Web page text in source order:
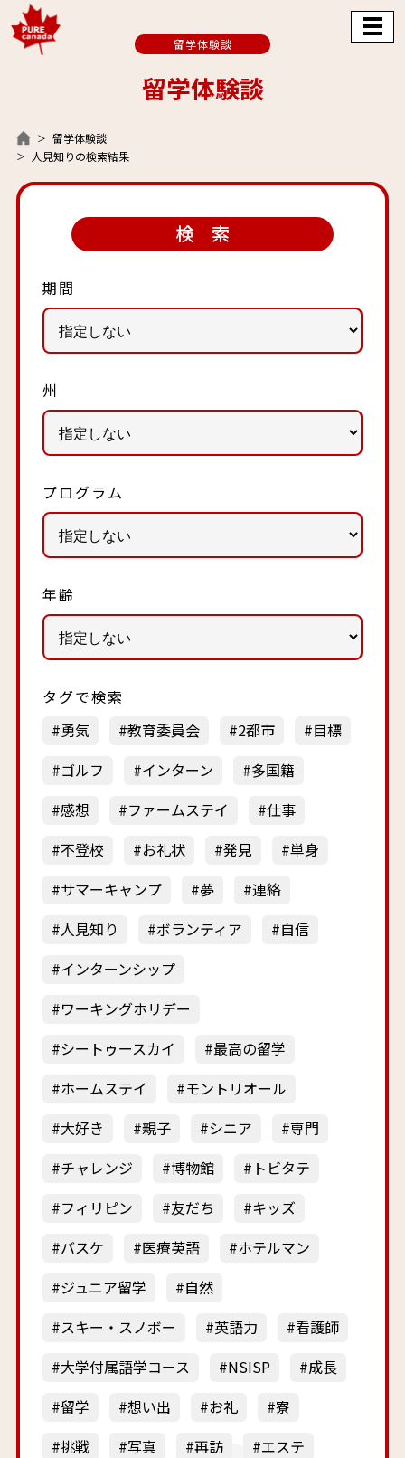
留学体験談
留学体験談
人見知りの検索結果
留学体験談
検 索
期間
州
プログラム
年齢
タグで検索
勇気
教育委員会 2都市
目標
ゴルフ
インターン
多国籍
感想
ファームステイ
仕事
不登校
お礼状 発見
単身
サマーキャンプ
夢
連絡
人見知り
ボランティア
自信
インターンシップ
ワーキングホリデー
シートゥースカイ
最高の留学
ホームステイ
モントリオール
大好き
親子 シニア
専門
チャレンジ
博物館
トビタテ
フィリピン
友だち
キッズ
バスケ
医療英語
ホテルマン
ジュニア留学
自然
スキー・スノボー
英語力
看護師
大学付属語学コース
NSISP
成長
留学
想い出 お礼
寮
挑戦
写真 再訪
エステ